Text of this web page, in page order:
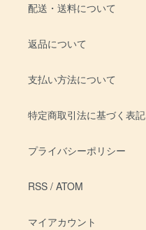
配送・送料について
返品について
支払い方法について
特定商取引法に基づく表記
プライバシーポリシー
RSS / ATOM
マイアカウント